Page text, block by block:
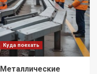
Куда поехать
Металлические